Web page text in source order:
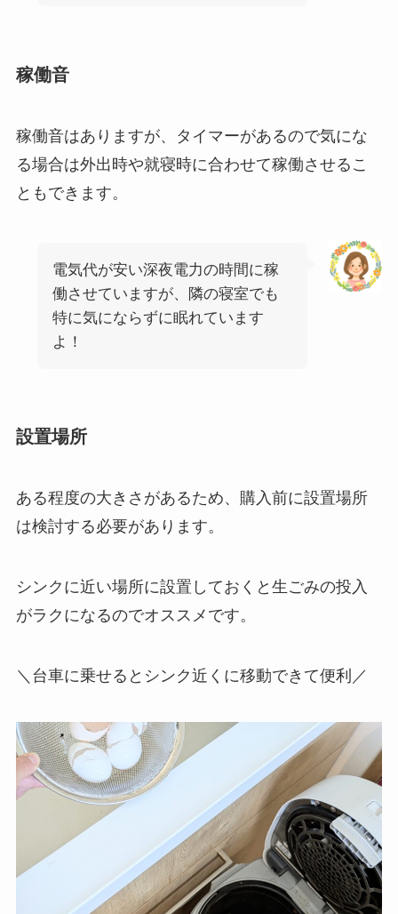
稼働音
稼働音はありますが、タイマーがあるので気にな
る場合は外出時や就寝時に合わせて稼働させるこ
ともできます。
電気代が安い深夜電力の時間に稼
働させていますが、隣の寝室でも
特に気にならずに眠れています
よ！
設置場所
ある程度の大きさがあるため、購入前に設置場所
は検討する必要があります。
シンクに近い場所に設置しておくと生ごみの投入
がラクになるのでオススメ です。
＼台車に乗せるとシンク近くに移動できて便利／